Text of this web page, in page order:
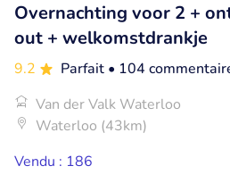
Overnachting voor 2 +
out + welkomstdrankje
9.2 Parfait • 104
Van der Valk Waterloo
Waterloo (43km)
Vendu : 186